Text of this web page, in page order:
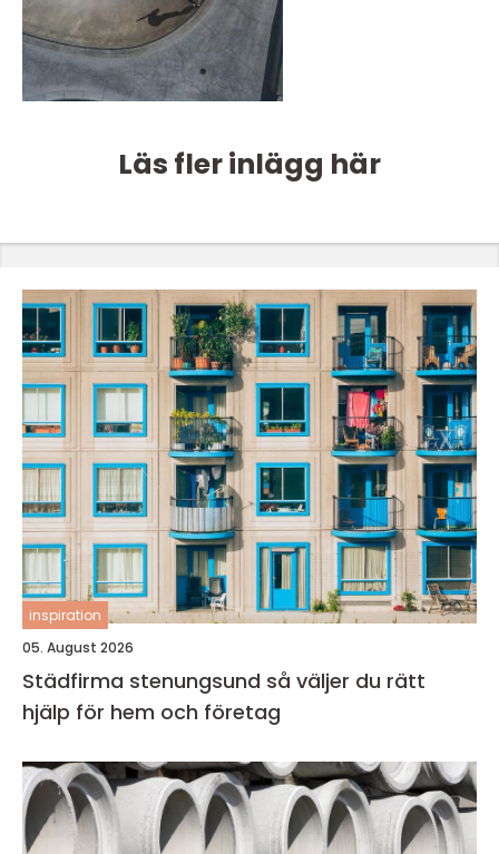
Läs fler inlägg här
inspiration
05. August 2026
Städfirma stenungsund så väljer du rätt
hjälp för hem och företag